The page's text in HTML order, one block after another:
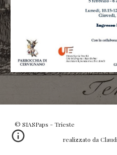
© SIASPaps - Trieste
realizzato da